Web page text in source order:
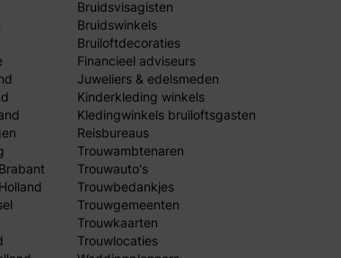
Bruidsvisagisten
Bruidswinkels
Bruiloftdecoraties
Financieel adviseurs
Juweliers & edelsmeden
Kinderkleding winkels
Kledingwinkels bruiloftsgasten
Reisbureaus
Trouwambtenaren
Trouwauto's
Trouwbedankjes
Trouwgemeenten
Trouwkaarten
Trouwlocaties